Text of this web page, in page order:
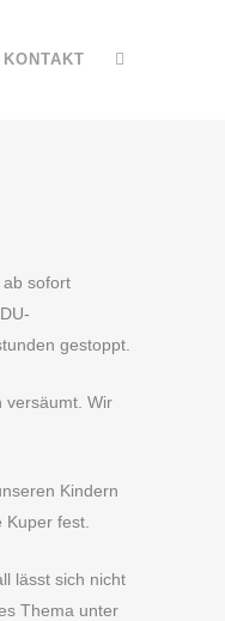
KONTAKT
sofort
gestoppt.
versäumt. Wir
Kindern
fest.
lässt sich nicht
Thema unter